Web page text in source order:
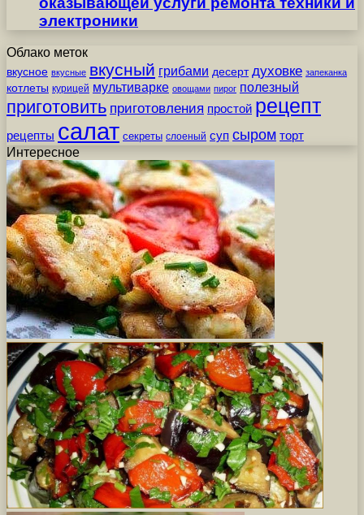
электроники
Облако меток
вкусное вкусные вкусный грибами десерт духовке запеканка
котлеты курицей мультиварке овощами пирог полезный
приготовить приготовления простой рецепт
рецепты салат секреты слоеный суп сыром торт
Интересное